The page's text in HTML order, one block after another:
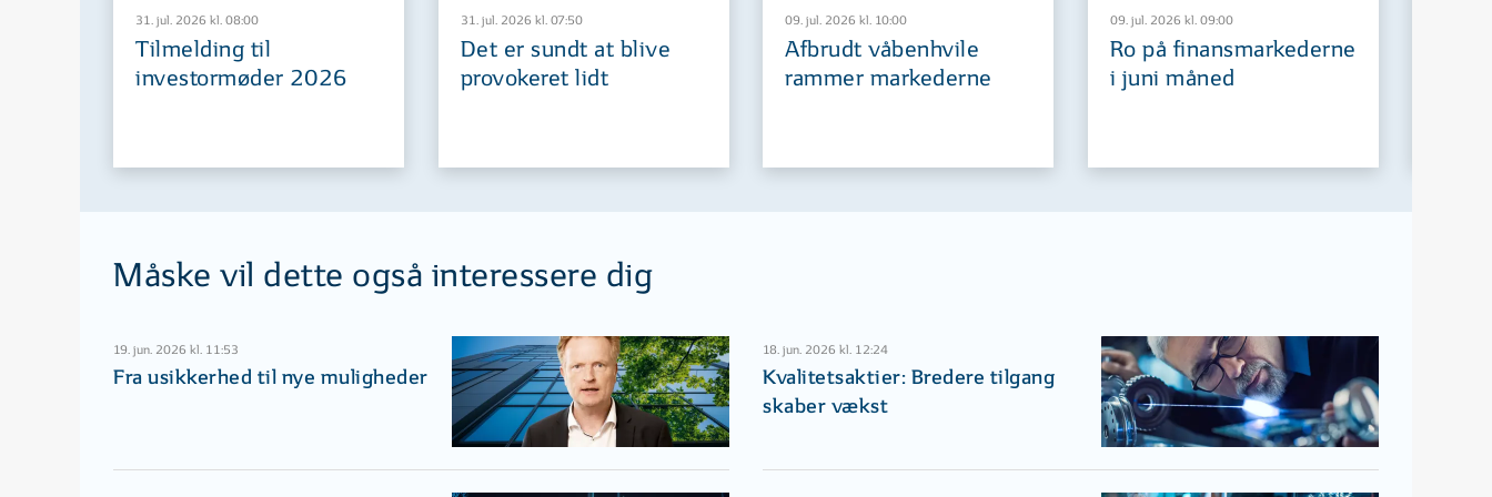
31. jul. 2026 kl. 08:00
Tilmelding til
investormøder 2026
31. jul. 2026 kl. 07:50
Det er sundt at blive
provokeret lidt
09. jul. 2026 kl. 10:00
Afbrudt våbenhvile
rammer markederne
09. jul. 2026 kl. 09:00
Ro på finansmarkederne
i juni måned
Måske vil dette også interessere dig
19. jun. 2026 kl. 11:53
Fra usikkerhed til nye muligheder
18. jun. 2026 kl. 12:24
Kvalitetsaktier: Bredere tilgang
skaber vækst